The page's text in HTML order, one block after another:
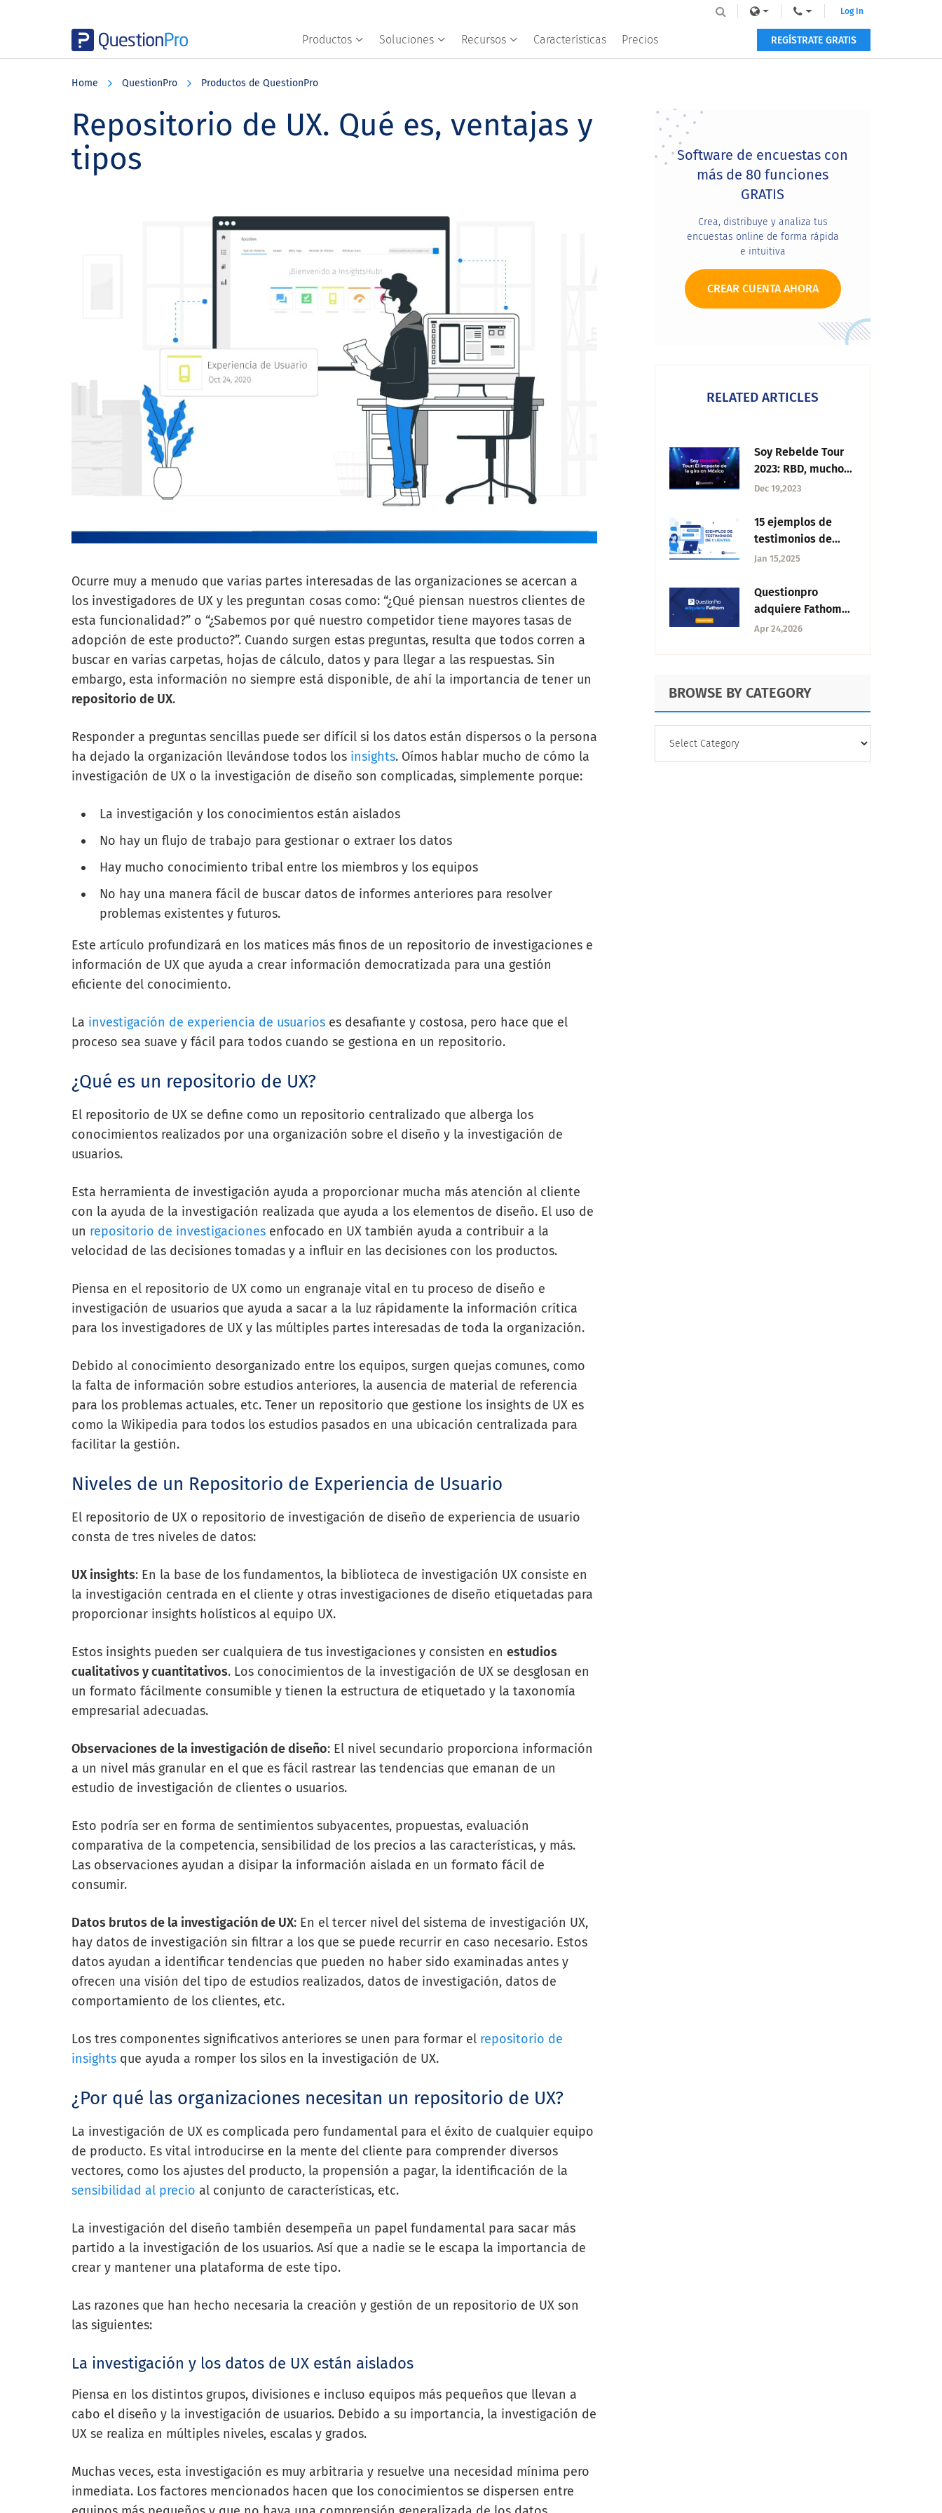
Productos Soluciones Recursos Características Precios
Log In
REGÍSTRATE GRATIS
Home QuestionPro Productos de QuestionPro
Repositorio de UX. Qué es, ventajas y
tipos
Ocurre muy a menudo que varias partes interesadas de las organizaciones se acercan a
los investigadores de UX y les preguntan cosas como: “¿Qué piensan nuestros clientes de
esta funcionalidad?” o “¿Sabemos por qué nuestro competidor tiene mayores tasas de
adopción de este producto?”. Cuando surgen estas preguntas, resulta que todos corren a
buscar en varias carpetas, hojas de cálculo, datos y para llegar a las respuestas. Sin
embargo, esta información no siempre está disponible, de ahí la importancia de tener un
repositorio de UX.
Responder a preguntas sencillas puede ser difícil si los datos están dispersos o la persona
ha dejado la organización llevándose todos los insights. Oímos hablar mucho de cómo la
investigación de UX o la investigación de diseño son complicadas, simplemente porque:
La investigación y los conocimientos están aislados
No hay un flujo de trabajo para gestionar o extraer los datos
Hay mucho conocimiento tribal entre los miembros y los equipos
No hay una manera fácil de buscar datos de informes anteriores para resolver
problemas existentes y futuros.
Este artículo profundizará en los matices más finos de un repositorio de investigaciones e
información de UX que ayuda a crear información democratizada para una gestión
eficiente del conocimiento.
La investigación de experiencia de usuarios es desafiante y costosa, pero hace que el
proceso sea suave y fácil para todos cuando se gestiona en un repositorio.
¿Qué es un repositorio de UX?
El repositorio de UX se define como un repositorio centralizado que alberga los
conocimientos realizados por una organización sobre el diseño y la investigación de
usuarios.
Esta herramienta de investigación ayuda a proporcionar mucha más atención al cliente
con la ayuda de la investigación realizada que ayuda a los elementos de diseño. El uso de
un repositorio de investigaciones enfocado en UX también ayuda a contribuir a la
velocidad de las decisiones tomadas y a influir en las decisiones con los productos.
Piensa en el repositorio de UX como un engranaje vital en tu proceso de diseño e
investigación de usuarios que ayuda a sacar a la luz rápidamente la información crítica
para los investigadores de UX y las múltiples partes interesadas de toda la organización.
Debido al conocimiento desorganizado entre los equipos, surgen quejas comunes, como
la falta de información sobre estudios anteriores, la ausencia de material de referencia
para los problemas actuales, etc. Tener un repositorio que gestione los insights de UX es
como la Wikipedia para todos los estudios pasados en una ubicación centralizada para
facilitar la gestión.
Niveles de un Repositorio de Experiencia de Usuario
El repositorio de UX o repositorio de investigación de diseño de experiencia de usuario
consta de tres niveles de datos:
UX insights: En la base de los fundamentos, la biblioteca de investigación UX consiste en
la investigación centrada en el cliente y otras investigaciones de diseño etiquetadas para
proporcionar insights holísticos al equipo UX.
Estos insights pueden ser cualquiera de tus investigaciones y consisten en estudios
cualitativos y cuantitativos. Los conocimientos de la investigación de UX se desglosan en
un formato fácilmente consumible y tienen la estructura de etiquetado y la taxonomía
empresarial adecuadas.
Observaciones de la investigación de diseño: El nivel secundario proporciona información
a un nivel más granular en el que es fácil rastrear las tendencias que emanan de un
estudio de investigación de clientes o usuarios.
Esto podría ser en forma de sentimientos subyacentes, propuestas, evaluación
comparativa de la competencia, sensibilidad de los precios a las características, y más.
Las observaciones ayudan a disipar la información aislada en un formato fácil de
consumir.
Datos brutos de la investigación de UX: En el tercer nivel del sistema de investigación UX,
hay datos de investigación sin filtrar a los que se puede recurrir en caso necesario. Estos
datos ayudan a identificar tendencias que pueden no haber sido examinadas antes y
ofrecen una visión del tipo de estudios realizados, datos de investigación, datos de
comportamiento de los clientes, etc.
Los tres componentes significativos anteriores se unen para formar el repositorio de
insights que ayuda a romper los silos en la investigación de UX.
¿Por qué las organizaciones necesitan un repositorio de UX?
La investigación de UX es complicada pero fundamental para el éxito de cualquier equipo
de producto. Es vital introducirse en la mente del cliente para comprender diversos
vectores, como los ajustes del producto, la propensión a pagar, la identificación de la
sensibilidad al precio al conjunto de características, etc.
La investigación del diseño también desempeña un papel fundamental para sacar más
partido a la investigación de los usuarios. Así que a nadie se le escapa la importancia de
crear y mantener una plataforma de este tipo.
Las razones que han hecho necesaria la creación y gestión de un repositorio de UX son
las siguientes:
La investigación y los datos de UX están aislados
Piensa en los distintos grupos, divisiones e incluso equipos más pequeños que llevan a
cabo el diseño y la investigación de usuarios. Debido a su importancia, la investigación de
UX se realiza en múltiples niveles, escalas y grados.
Muchas veces, esta investigación es muy arbitraria y resuelve una necesidad mínima pero
inmediata. Los factores mencionados hacen que los conocimientos se dispersen entre
Primary
Sidebar
Software de encuestas con
más de 80 funciones
GRATIS
Crea, distribuye y analiza tus
encuestas online de forma rápida
e intuitiva
CREAR CUENTA AHORA
RELATED ARTICLES
Soy Rebelde Tour
2023: RBD, mucho
más que música
Dec 19,2023
15 ejemplos de
testimonios de
clientes para
marketing
Jan 15,2025
Questionpro
adquiere Fathom
para liderar el
preguntas abiertas
inteligencia
artificial
Apr 24,2026
BROWSE BY CATEGORY
CATEGORY